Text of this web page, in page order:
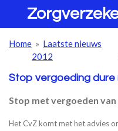
de
hoofdinhoud
Home » Laatste nieuws
2012
Stop vergoeding dure
Stop met vergoeden
Het CvZ komt met het advies